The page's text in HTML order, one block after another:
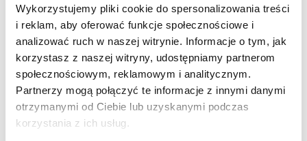
Wykorzystujemy pliki cookie do spersonalizowania treści
i reklam, aby oferować funkcje społecznościowe i
analizować ruch w naszej witrynie. Informacje o tym, jak
korzystasz z naszej witryny, udostępniamy partnerom
społecznościowym, reklamowym i analitycznym.
Partnerzy mogą połączyć te informacje z innymi danymi
otrzymanymi od Ciebie lub uzyskanymi podczas
korzystania z ich usług.
Brak produktów w koszyku.
Idź do sklepu
Pełna
kompatybilność